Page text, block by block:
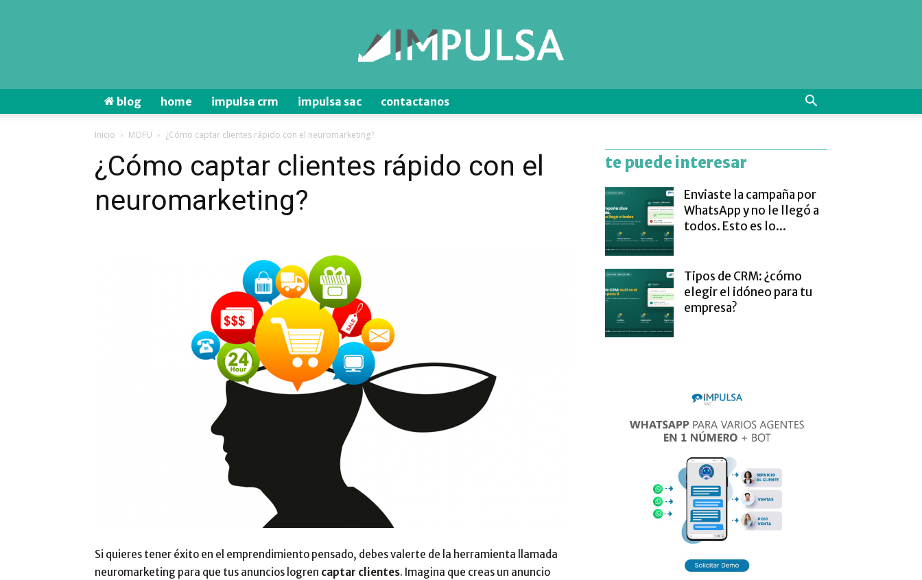
y
–
blog home impulsa crm impulsa sac contactanos
Inicio MOFU ¿Cómo captar clientes rápido con el neuromarketing?
¿Cómo captar clientes rápido con el
neuromarketing?
Si quieres tener éxito en el emprendimiento pensado, debes valerte de la herramienta llamada
neuromarketing para que tus anuncios logren captar clientes. Imagina que creas un anuncio
te puede interesar
Enviaste la campaña por
WhatsApp y no le llegó a
todos. Esto es lo...
Tipos de CRM: ¿cómo
elegir el idóneo para tu
empresa?